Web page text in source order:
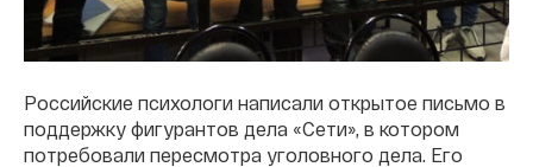
Российские психологи написали открытое письмо в
поддержку фигурантов дела «Сети», в котором
потребовали пересмотра уголовного дела. Его